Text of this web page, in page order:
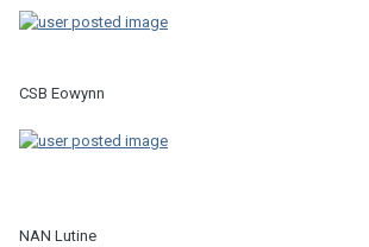
CSB Eowynn
NAN Lutine